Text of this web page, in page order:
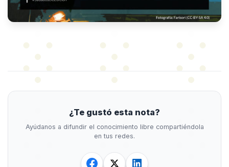
¿Te gustó esta nota?
Ayúdanos a difundir el conocimiento libre compartiéndola
en tus redes.